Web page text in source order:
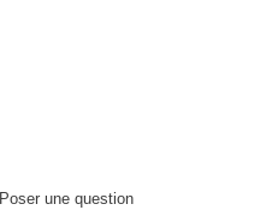
Poser une question